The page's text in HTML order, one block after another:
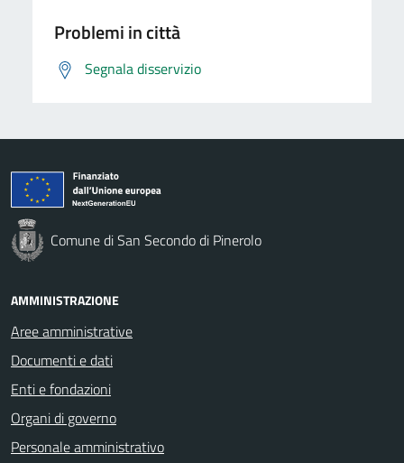
Problemi in città
Segnala disservizio
Comune di San Secondo di Pinerolo
AMMINISTRAZIONE
Aree amministrative
Documenti e dati
Enti e fondazioni
Organi di governo
Personale amministrativo